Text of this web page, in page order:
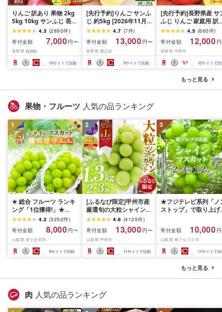
りんご 訳あり 果物 2kg
5kg 10kg サンふじ 長野
わけあり くだもの フル
ーツ 交換保証 不揃い 規
格外 傷 光センサー 信州
林檎 感謝りんご 2キロ 5
キロ 10キロ 7000円
11000円 R8年12月末〜
長野県 飯綱町
4.3 (2890件)
寄付金額
7,000 円〜
長野県 飯綱町
10サイトで比較
[先行予約]りんご サンふ
じ 約5kg [2026年11月下
旬〜12月中旬発送予定]
リンゴ|長野県産|果物|
くだもの
4.7 (7件)
寄付金額
13,000 円〜
長野県 豊丘村
9サイトで比較
[先行予約]長野県産 サ
ふじ りんご 家庭用 訳
り 8kg(18〜32玉)_ 林
リンゴ 訳あり 訳アリ
けあり 長野県 信州 く
もの 果物 フルーツ 人
サンフジ 特産品 産地
送 キズ 中野市 常温 家
用 規格外 新鮮 北信州
4.5 (660件)
寄付金額
12,000
長野県 中野市
10サイトで
もっと見る
果物・フルーツ 人気の品ランキング
1
★ 総合 フルーツ ランキ
ング「1位獲得!」★
2026年発送 シャインマ
スカット 選べる容量
500g 1kg 1.5kg 2kg
3kg ふるさと納税 フル
ーツ ぶどう 果物 送料無
料 山梨県産 2026 旬 大
2026年発送 ]
4.2 (3252件)
寄付金額
8,000 円〜
山梨県 富士吉田市
9サイトで比較
2
[ふるなび限定]甲州市産
厳選旬の大粒シャインマ
スカット 約1.3kg 2〜3
房[2026年発送]
(MG)B12-472 FN-
Limited-VO シャインマ
スカット フルーツ
4.6 (4125件)
寄付金額
13,000 円〜
山梨県 甲州市
11サイトで比較
3
★フジテレビ系列「ノ
ストップ」で取り上げ
先行予約]南アルプス市
産シャインマスカット
1.2kg以上(2〜3房)ふ
さと納税 おすすめ 山
県 南アルプス市 送料
寄付金額 10,000
山梨県 南アルプス市
11サイトで
もっと見る
肉 人気の品ランキング